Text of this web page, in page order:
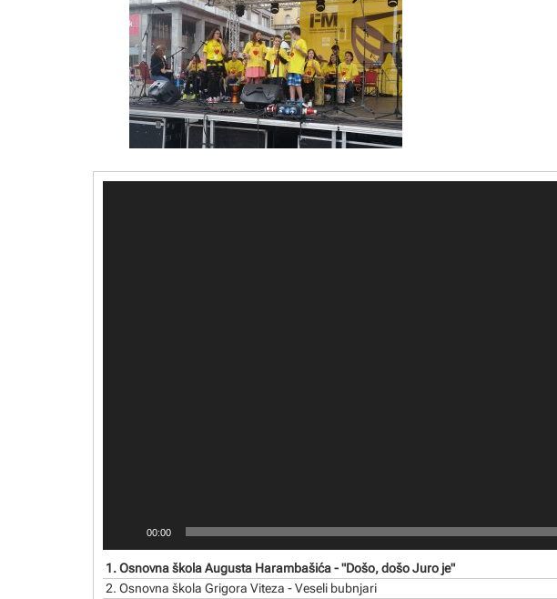
00:00
1.Osnovna škola Augusta Harambašića - "Došo, došo Juro je"
2. Osnovna škola Grigora Viteza - Veseli bubnjari